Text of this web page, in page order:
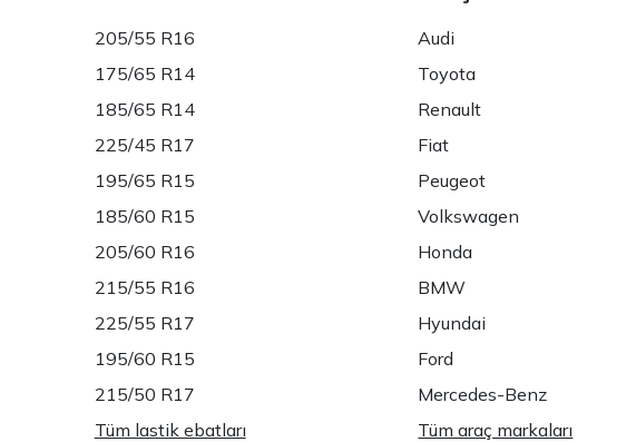
205/55 R16
175/65 R14
185/65 R14
225/45 R17
195/65 R15
185/60 R15
205/60 R16
215/55 R16
225/55 R17
195/60 R15
215/50 R17
Tüm lastik ebatları
Audi
Toyota
Renault
Fiat
Peugeot
Volkswagen
Honda
BMW
Hyundai
Ford
Mercedes-Benz
Tüm araç markaları